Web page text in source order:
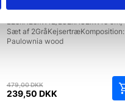
Display kasse, Grå, Kejsertræ
L28xH28xW12/L32xH32xW15 cm,
Sæt af 2GråKejsertræKomposition:
Paulownia wood
479,00DKKDen
oprindelige
239,50 DKK